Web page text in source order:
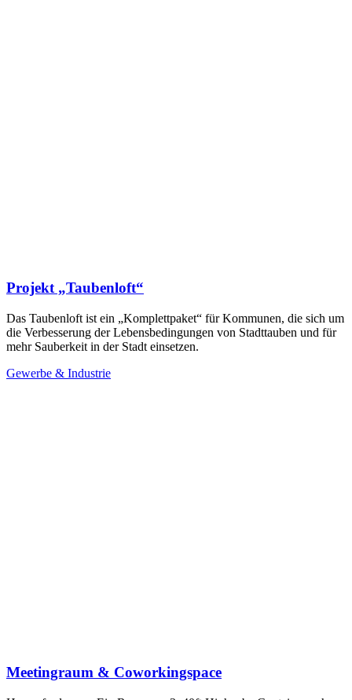
Projekt „Taubenloft“
Das Taubenloft ist ein „Komplettpaket“ für Kommunen, die sich um
die Verbesserung der Lebensbedingungen von Stadttauben und für
mehr Sauberkeit in der Stadt einsetzen.
Gewerbe & Industrie
Meetingraum & Coworkingspace